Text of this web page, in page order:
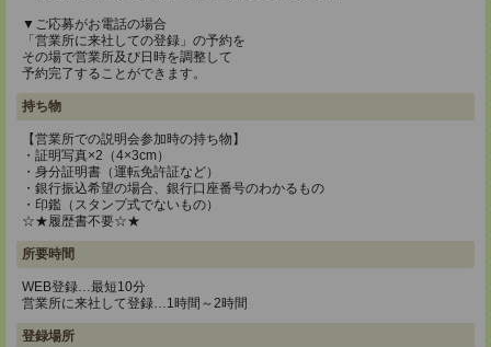
▼ご応募がお電話の場合
「営業所に来社しての登録」の予約を
その場で営業所及び日時を調整して
予約完了することができます。
持ち物
【営業所での説明会参加時の持ち物】
・証明写真×2（4×3cm）
・身分証明書（運転免許証など）
・銀行振込希望の場合、銀行口座番号のわかるもの
・印鑑（スタンプ式でないもの）
☆★履歴書不要☆★
所要時間
WEB登録…最短10分
営業所に来社して登録…1時間～2時間
登録場所